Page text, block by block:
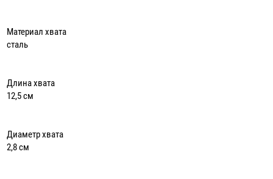
Материал хвата
сталь
Длина хвата
12,5 см
Диаметр хвата
2,8 см